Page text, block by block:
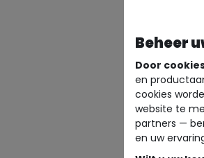
Beheer
Door
en
cookies
website te
partners —
en uw